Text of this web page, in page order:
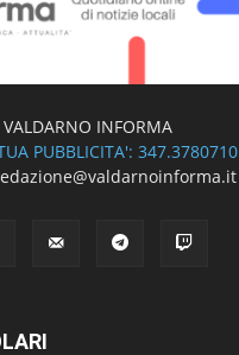
VALDARNO INFORMA
PUBBLICITA': 347.3780710